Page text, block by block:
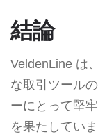
結論
VeldenLine は
な取引ツール
ーにとって堅
を果たしてい